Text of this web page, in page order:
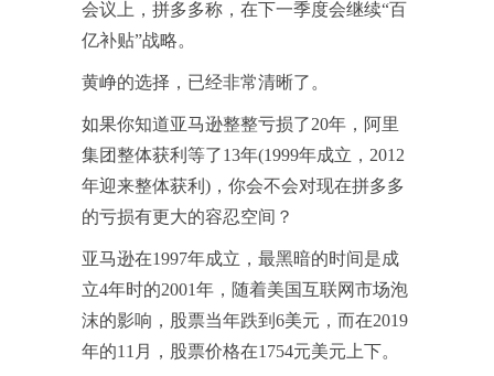
会议上，拼多多称，在下一季度会继续“百
亿补贴”战略。
黄峥的选择，已经非常清晰了。
如果你知道亚马逊整整亏损了20年，阿里
集团整体获利等了13年(1999年成立，2012
年迎来整体获利)，你会不会对现在拼多多
的亏损有更大的容忍空间？
亚马逊在1997年成立，最黑暗的时间是成
立4年时的2001年，随着美国互联网市场泡
沫的影响，股票当年跌到6美元，而在2019
年的11月，股票价格在1754元美元上下。